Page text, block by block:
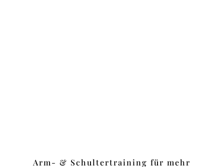
Arm- & Schultertraining für mehr